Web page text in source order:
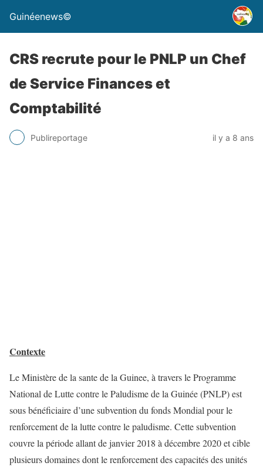
Guinéenews©
CRS recrute pour le PNLP un Chef
de Service Finances et
Comptabilité
Publireportage il y a 8 ans
Contexte
Le Ministère de la sante de la Guinee, à travers le Programme
National de Lutte contre le Paludisme de la Guinée (PNLP) est
sous bénéficiaire d’une subvention du fonds Mondial pour le
renforcement de la lutte contre le paludisme. Cette subvention
couvre la période allant de janvier 2018 à décembre 2020 et cible
plusieurs domaines dont le renforcement des capacités des unités